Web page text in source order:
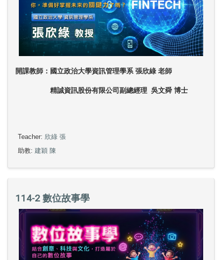
開課教師： 國立政治大學資訊管理學系 張欣綠 老師
精誠資訊股份有限公司副總經理 吳文舜 博士
Teacher: 欣綠 張
助教: 建穎 陳
114-2 數位故事學